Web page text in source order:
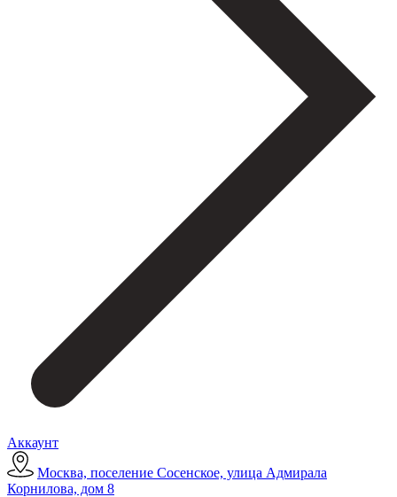
Аккаунт
Москва, поселение Сосенское, улица Адмирала
Корнилова, дом 8